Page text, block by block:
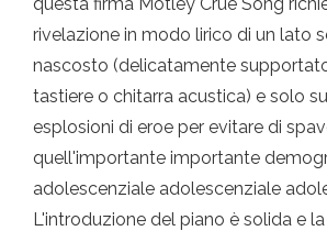
rivelazione in modo lirico di un lato
nascosto (delicatamente
tastiere o chitarra acustica) e solo
esplosioni di eroe per evitare di
quell'importante importante
adolescenziale adolescenziale
L'introduzione del piano è solida e